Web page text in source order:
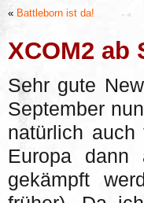
« Battleborn ist da!
XCOM2 ab
Sehr gute
September
natürlich
Europa dann
gekämpft